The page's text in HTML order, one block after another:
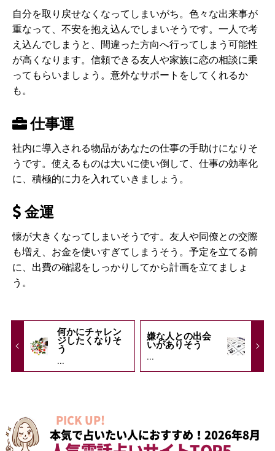
自分を取り戻せなくなってしまいがち。色々な出来事が
重なって、不安を抱え込んでしまいそうです。一人で考
え込んでしまうと、間違った方向へ行ってしまう可能性
が高くなります。信頼できる友人や家族に恋の相談に乗
ってもらいましょう。意外なサポートをしてくれるか
も。
仕事運
社内に導入される物品があなたの仕事の手助けになりそ
うです。使えるものは大いに使い倒して、仕事の効率化
に、積極的に力を入れていきましょう。
金運
懐が大きくなってしまいそうです。友人や同僚との交際
も増え、お金を使いすぎてしまうそう。予定を立てる前
に、出費の確認をしっかりしてから計画を立てましょ
う。
何かにチャレン
ジしたくなりそ
う
...
嫌な人との出会
いがありそう
...
PICK UP!
本気で占いたい人におすすめ！2026年8月